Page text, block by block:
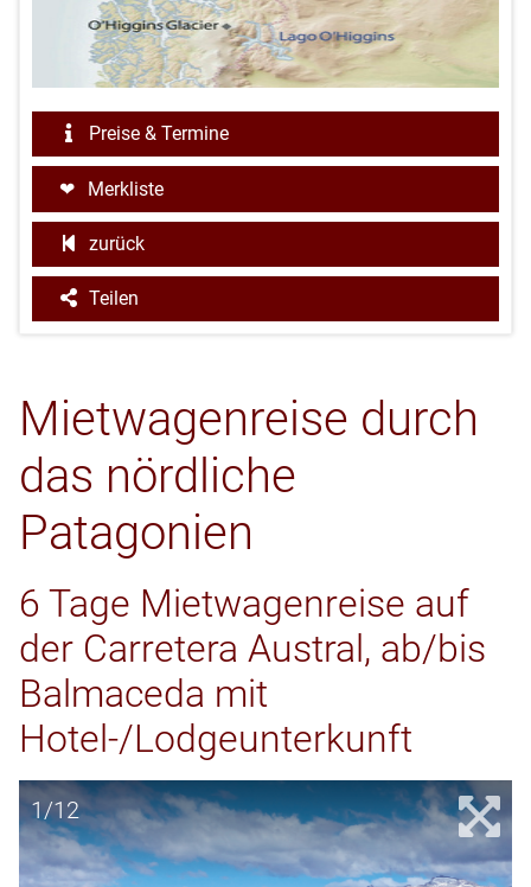
Preise & Termine
Merkliste
zurück
Teilen
Mietwagenreise durch
das nördliche
Patagonien
6 Tage Mietwagenreise auf
der Carretera Austral, ab/bis
Balmaceda mit
Hotel-/Lodgeunterkunft
1/12